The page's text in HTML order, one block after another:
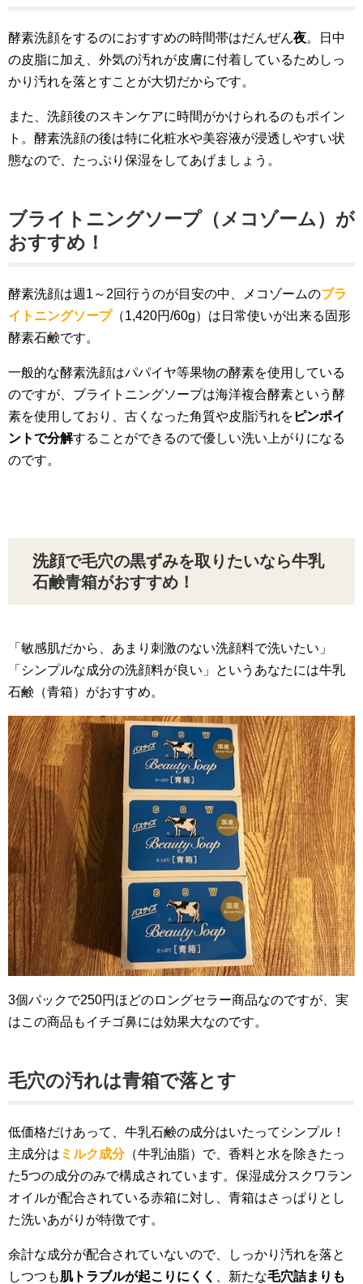
酵素洗顔をするのにおすすめの時間帯はだんぜん夜。日中
の皮脂に加え、外気の汚れが皮膚に付着しているためしっ
かり汚れを落とすことが大切だからです。
また、洗顔後のスキンケアに時間がかけられるのもポイン
ト。酵素洗顔の後は特に化粧水や美容液が浸透しやすい状
態なので、たっぷり保湿をしてあげましょう。
ブライトニングソープ（メコゾーム）が
おすすめ！
酵素洗顔は週1～2回行うのが目安の中、メコゾームのブラ
イトニングソープ（1,420円/60g）は日常使いが出来る固形
酵素石鹸です。
一般的な酵素洗顔はパパイヤ等果物の酵素を使用している
のですが、ブライトニングソープは海洋複合酵素という酵
素を使用しており、古くなった角質や皮脂汚れを ピンポイ
ントで分解することができるので優しい洗い上がりになる
のです。
洗顔で毛穴の黒ずみを取りたいなら牛乳
石鹸青箱がおすすめ！
「敏感肌だから、あまり刺激のない洗顔料で洗いたい」
「シンプルな成分の洗顔料が良い」というあなたには牛乳
石鹸（青箱）がおすすめ。
3個パックで250円ほどのロングセラー商品なのですが、実
はこの商品もイチゴ鼻には効果大なのです。
毛穴の汚れは青箱で落とす
低価格だけあって、牛乳石鹸の成分はいたってシンプル！
主成分は ミルク成分（牛乳油脂）で、香料と水を除きたっ
た5つの成分のみで構成されています。保湿成分スクワラン
オイルが配合されている赤箱に対し、青箱はさっぱりとし
た洗いあがりが特徴です。
余計な成分が配合されていないので、しっかり汚れを落と
しつつも肌トラブルが起こりにくく 、新たな毛穴詰まりも